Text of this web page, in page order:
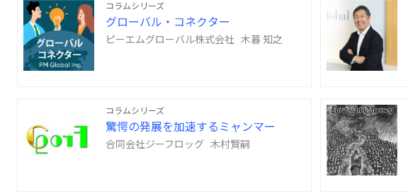
コラムシリーズ
グローバル・コネクター
ピーエムグローバル株式会社 木暮 知之
コラムシリーズ
驚愕の発展を加速するミャンマー
合同会社ジーフロッグ 木村賢嗣